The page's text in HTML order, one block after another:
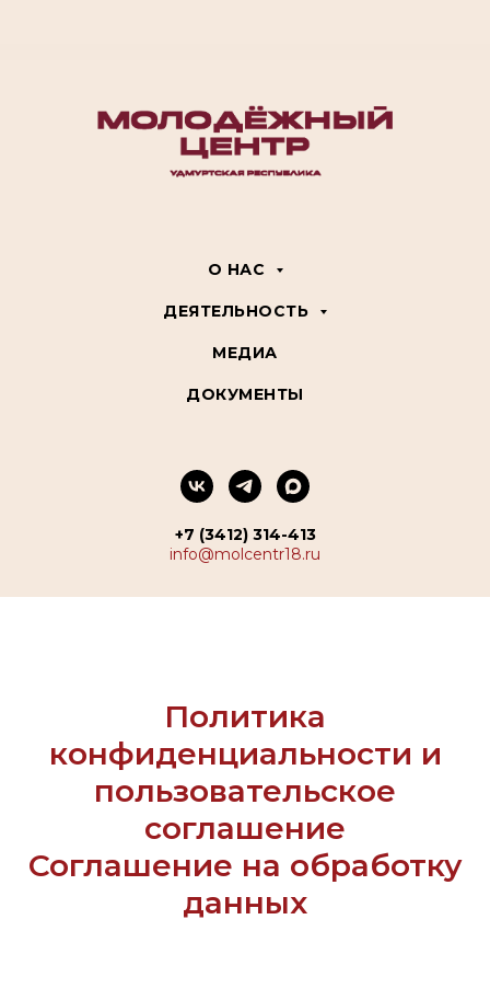
О НАС
ДЕЯТЕЛЬНОСТЬ
МЕДИА
ДОКУМЕНТЫ
+7 (3412) 314-413
info@molcentr18.ru
Политика
конфиденциальности и
пользовательское
соглашение
Соглашение на обработку
данных